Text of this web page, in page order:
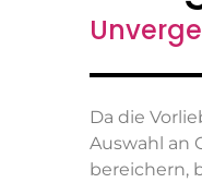
Da die
Auswahl an
bereichern,